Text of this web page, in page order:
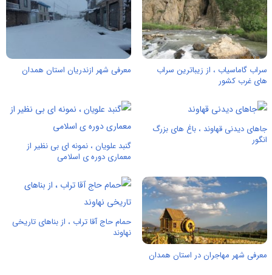
سراب گاماسياب ، از زیباترین سراب
های غرب کشور
معرفی شهر ازندریان استان همدان
جاهای دیدنی قهاوند ، باغ های بزرگ
انگور
گنبد علویان ، نمونه ای بی نظیر از
معماری دوره ی اسلامی
معرفی شهر مهاجران در استان همدان
حمام حاج آقا تراب ، از بناهای تاریخی
نهاوند